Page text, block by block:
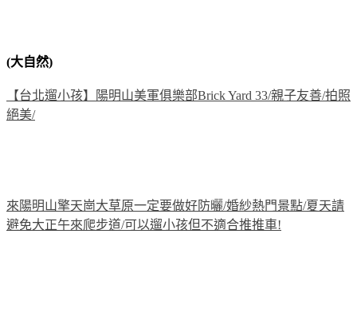
(大自然)
【台北遛小孩】陽明山美軍俱樂部Brick Yard 33/親子友善/拍照
絕美/
來陽明山擎天崗大草原一定要做好防曬/婚紗熱門景點/夏天請
避免大正午來爬步道/可以遛小孩但不適合推推車!